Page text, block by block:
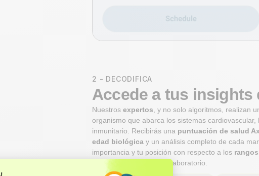
2 - DECODIFICA
Accede a tus insights
Nuestros expertos , y no solo algoritmos, realizan
organismo que abarca los sistemas cardiovascular,
inmunitario. Recibirás una puntuación de salud
edad biológica y un análisis completo de cada
importancia y tu posición con respecto a los
rangos de referencia de laboratorio.